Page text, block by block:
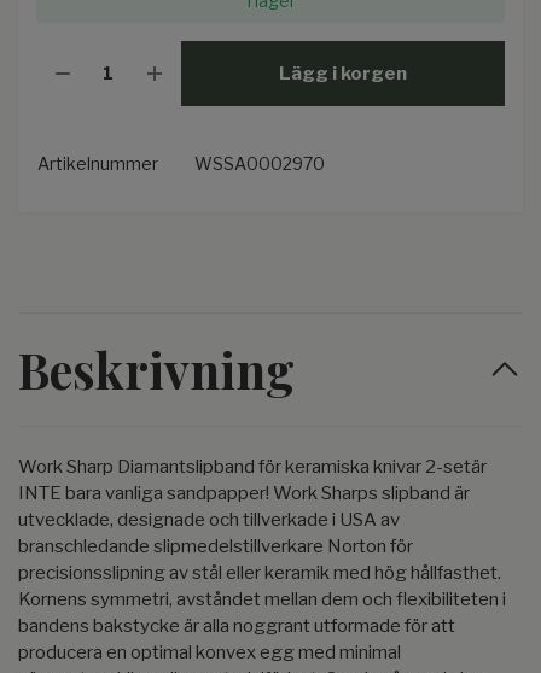
Lägg i korgen
Artikelnummer WSSA0002970
Beskrivning
Work Sharp Diamantslipband för keramiska knivar 2-setär
INTE bara vanliga sandpapper! Work Sharps slipband är
utvecklade, designade och tillverkade i USA av
branschledande slipmedelstillverkare Norton för
precisionsslipning av stål eller keramik med hög hållfasthet.
Kornens symmetri, avståndet mellan dem och flexibiliteten i
bandens bakstycke är alla noggrant utformade för att
producera en optimal konvex egg med minimal